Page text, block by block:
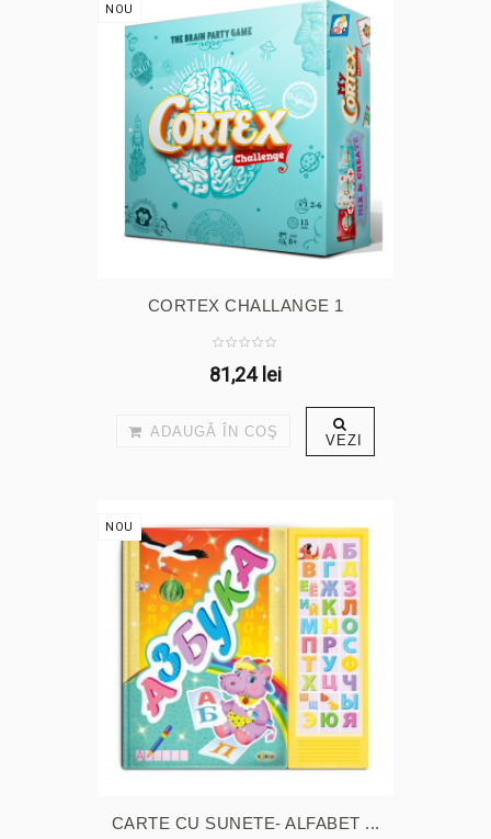
NOU
CORTEX CHALLANGE 1
81,24 lei
ADAUGĂ ÎN COŞ VEZI
NOU
CARTE CU SUNETE- ALFABET ...